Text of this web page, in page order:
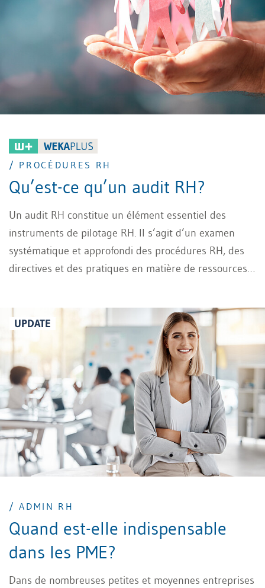
/ PROCÉDURES RH
Qu’est-ce qu’un audit RH?
Un audit RH constitue un élément essentiel des
instruments de pilotage RH. Il s’agit d’un examen
systématique et approfondi des procédures RH, des
directives et des pratiques en matière de ressources
définie.
UPDATE
/ ADMIN RH
Quand est-elle indispensable
dans les PME?
Dans de nombreuses petites et moyennes entreprises